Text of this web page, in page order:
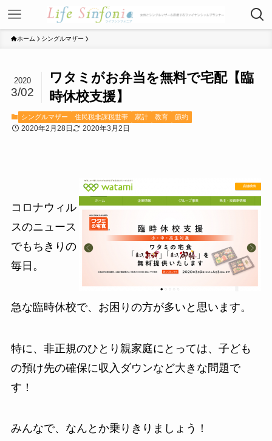
ホーム シングルマザー
ワタミがお弁当を無料で宅配【臨
時休校支援】
2020
3/02
シングルマザー 住民税非課税世帯 家計 教育 節約
2020年2月28日 2020年3月2日
コロナウィル
スのニュース
でもちきりの
毎日。
急な臨時休校で、お困りの方が多いと思います。
特に、非正規のひとり親家庭にとっては、子ども
の預け先の確保に収入ダウンなど大きな問題で
す！
みんなで、なんとか乗りきりましょう！